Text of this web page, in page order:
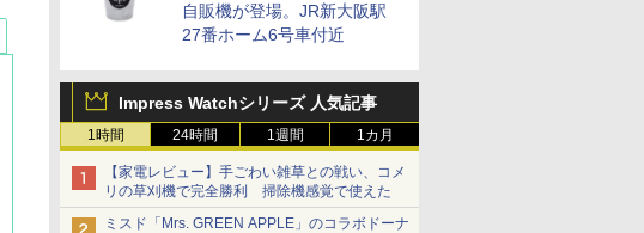
自販機が登場。JR新大阪駅
27番ホーム6号車付近
Impress Watchシリーズ 人気記事
1時間 24時間 1週間 1カ月
【家電レビュー】手ごわい雑草との戦い、コメ
リの草刈機で完全勝利 掃除機感覚で使えた
ミスド「Mrs. GREEN APPLE」のコラボドーナ